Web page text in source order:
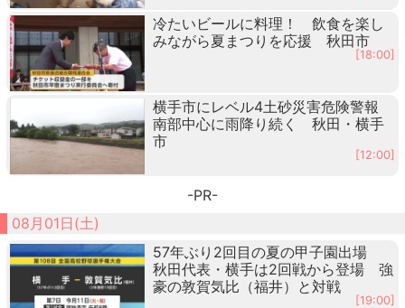
冷たいビールに料理！ 飲食を楽し
みながら夏まつりを応援 秋田市
[18:00]
横手市にレベル4土砂災害危険警報
南部中心に雨降り続く 秋田・横手
市
[12:00]
-PR-
08月01日(土)
57年ぶり2回目の夏の甲子園出場
秋田代表・横手は2回戦から登場 強
豪の敦賀気比（福井）と対戦
[19:00]